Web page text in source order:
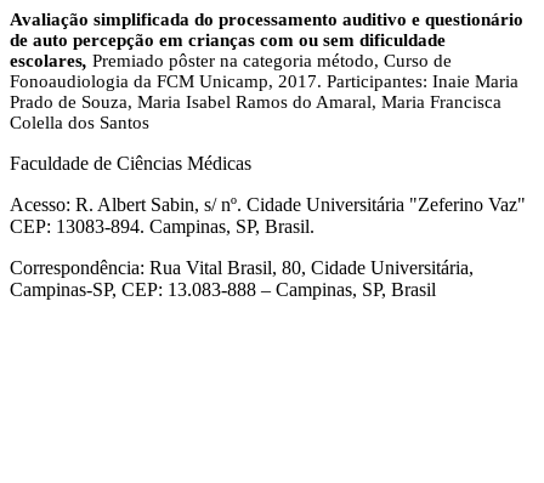
Avaliação simplificada do processamento auditivo e questionário
de auto percepção em crianças com ou sem dificuldade
escolares, Premiado pôster na categoria método, Curso de
Fonoaudiologia da FCM Unicamp, 2017. Participantes: Inaie Maria
Prado de Souza, Maria Isabel Ramos do Amaral, Maria Francisca
Colella dos Santos
Faculdade de Ciências Médicas
Acesso: R. Albert Sabin, s/ nº. Cidade Universitária "Zeferino Vaz"
CEP: 13083-894. Campinas, SP, Brasil.
Correspondência: Rua Vital Brasil, 80, Cidade Universitária,
Campinas-SP, CEP: 13.083-888 – Campinas, SP, Brasil